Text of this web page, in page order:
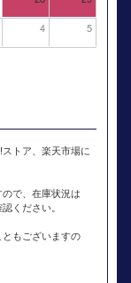
4 5
トア、楽天市場に
で、在庫状況は
ください。
もございますの